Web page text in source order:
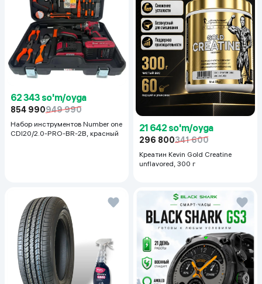
62 343 so'm/oyga
854 990949 990
Набор инструментов Number one
CDI20/2.0-PRO-BR-2B, красный
21 642 so'm/oyga
296 800341 600
Креатин Kevin Gold Creatine
unflavored, 300 г